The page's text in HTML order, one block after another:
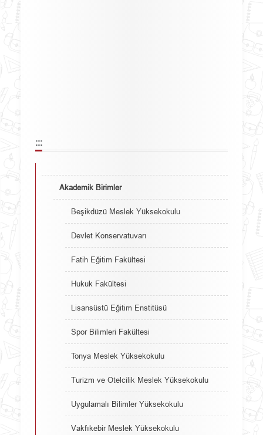
:::
Akademik Birimler
Beşikdüzü Meslek Yüksekokulu
Devlet Konservatuvarı
Fatih Eğitim Fakültesi
Hukuk Fakültesi
Lisansüstü Eğitim Enstitüsü
Spor Bilimleri Fakültesi
Tonya Meslek Yüksekokulu
Turizm ve Otelcilik Meslek Yüksekokulu
Uygulamalı Bilimler Yüksekokulu
Vakfıkebir Meslek Yüksekokulu